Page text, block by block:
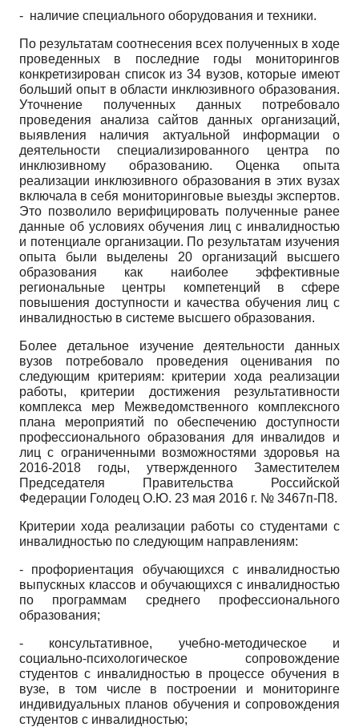
- наличие специального оборудования и техники.
По результатам соотнесения всех полученных в ходе
проведенных в последние годы мониторингов
конкретизирован список из 34 вузов, которые имеют
больший опыт в области инклюзивного образования.
Уточнение полученных данных потребовало
проведения анализа сайтов данных организаций,
выявления наличия актуальной информации о
деятельности специализированного центра по
инклюзивному образованию. Оценка опыта
реализации инклюзивного образования в этих вузах
включала в себя мониторинговые выезды экспертов.
Это позволило верифицировать полученные ранее
данные об условиях обучения лиц с инвалидностью
и потенциале организации. По результатам изучения
опыта были выделены 20 организаций высшего
образования как наиболее эффективные
региональные центры компетенций в сфере
повышения доступности и качества обучения лиц с
инвалидностью в системе высшего образования.
Более детальное изучение деятельности данных
вузов потребовало проведения оце­нивания по
следующим критериям: критерии хода реализации
работы, критерии достижения результативности
комплекса мер Межведомственного комплексного
плана мероприятий по обеспечению доступности
профессионального образования для инвалидов и
лиц с ограниченными возможностями здоровья на
2016-2018 годы, утвержденного Заместителем
Председателя Правительства Российской
Федерации Голодец О.Ю. 23 мая 2016 г. № 3467п-П8.
Критерии хода реализации работы со студентами с
инвалидностью по следующим направлениям:
- профориентация обучающихся с инвалидностью
выпускных классов и обучающихся с инвалидностью
по программам среднего профессионального
образования;
- консультативное, учебно-методическое и
социально-психологическое сопровождение
студентов с инвалидностью в процессе обучения в
вузе, в том числе в построении и мониторинге
индивидуальных планов обучения и сопровождения
студентов с инвалидностью;